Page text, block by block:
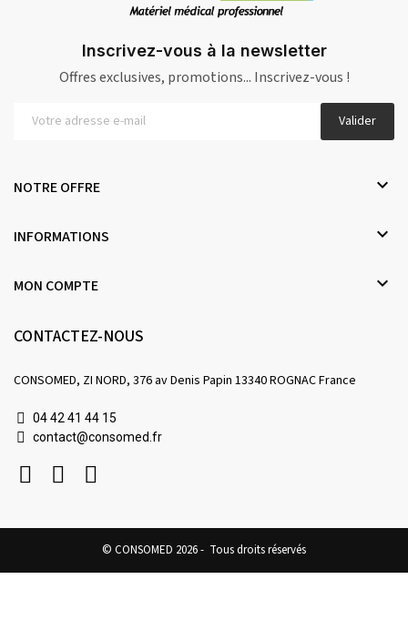
Inscrivez-vous à la newsletter
Offres exclusives, promotions... Inscrivez-vous !
Valider
NOTRE OFFRE 
INFORMATIONS 
MON COMPTE 
CONTACTEZ-NOUS
CONSOMED, ZI NORD, 376 av Denis Papin 13340 ROGNAC France
04 42 41 44 15
contact@consomed.fr
© CONSOMED 2026 - Tous droits réservés